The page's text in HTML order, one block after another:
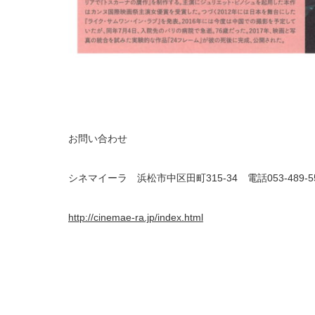
お問い合わせ
シネマイーラ 浜松市中区田町315-34 電話053-489-
http://cinemae-ra.jp/index.html